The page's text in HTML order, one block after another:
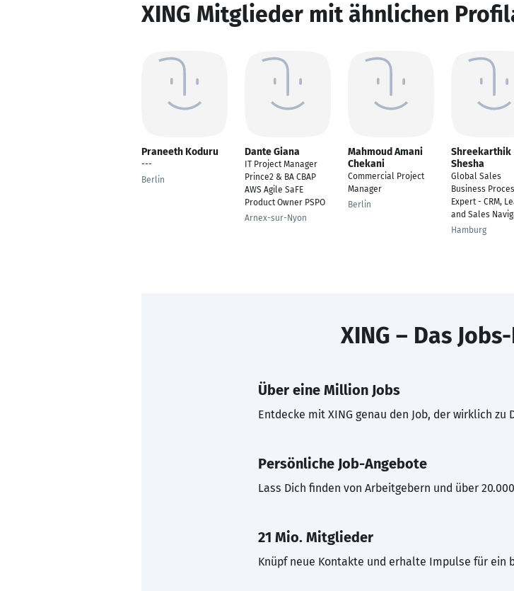
XING Mitglieder mit ähnlichen
Praneeth Koduru
---
Berlin
Dante Giana
IT Project Manager
Prince2 & BA CBAP
AWS Agile SaFE
Product Owner PSPO
Arnex-sur-Nyon
Mahmoud Amani
Chekani
Commercial Project
Manager
Berlin
Shreekarthik
Shesha
Global Sales
Business
Expert - CRM,
and Sales
Hamburg
XING – Das
Über eine Million Jobs
Entdecke mit XING genau den Job, der wirklich zu
Persönliche Job-Angebote
Lass Dich finden von Arbeitgebern und über
21 Mio. Mitglieder
Knüpf neue Kontakte und erhalte Impulse für ein